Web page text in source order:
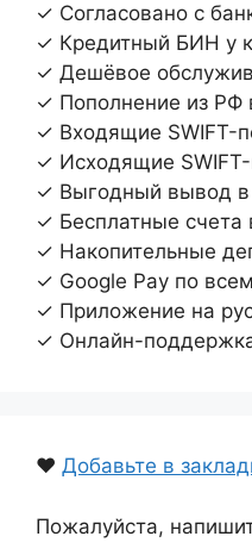
✓ Согласовано с
✓ Кредитный БИН у
✓ Дешёвое
✓ Пополнение из РФ
✓ Входящие SWIFT-
✓ Исходящие
✓ Выгодный вывод в
✓ Бесплатные счета
✓ Накопительные
✓ Google Pay по
✓ Приложение на
✓ Онлайн-
❤️ Добавьте в
Пожалуйста,